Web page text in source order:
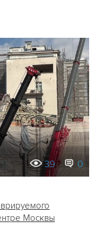
39 0
Москвы